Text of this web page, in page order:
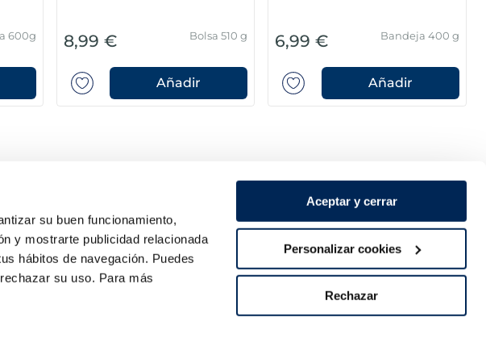
su buen funcionamiento,
y mostrarte publicidad relacionada
hábitos de navegación. Puedes
su uso. Para más
Aceptar y cerrar
Personalizar cookies
Rechazar
600g 8,99 € Bolsa 510 g
Añadir
6,99 € Bandeja 400 g
Añadir
con nosotros